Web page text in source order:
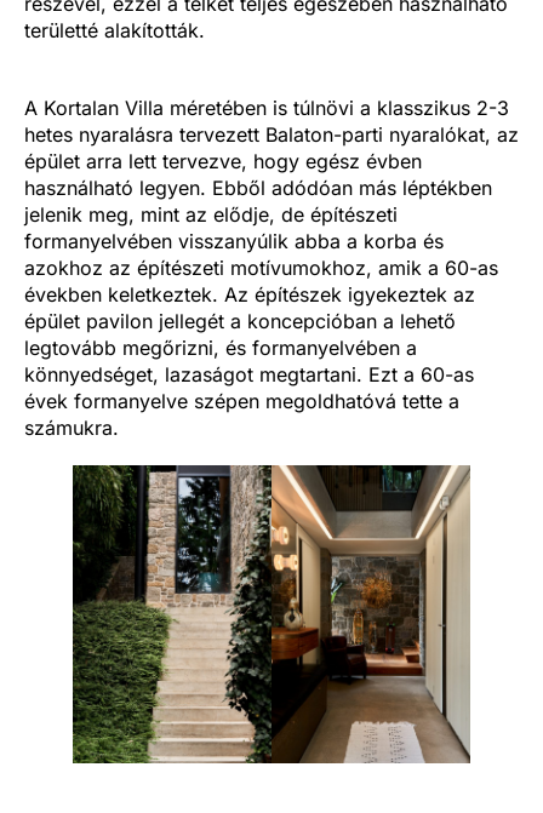
területté alakították.
A Kortalan Villa méretében is túlnövi a klasszikus 2-3
hetes nyaralásra tervezett Balaton-parti nyaralókat, az
épület arra lett tervezve, hogy egész évben
használható legyen. Ebből adódóan más léptékben
jelenik meg, mint az elődje, de építészeti
formanyelvében visszanyúlik abba a korba és
azokhoz az építészeti motívumokhoz, amik a 60-as
években keletkeztek. Az építészek igyekeztek az
épület pavilon jellegét a koncepcióban a lehető
legtovább megőrizni, és formanyelvében a
könnyedséget, lazaságot megtartani. Ezt a 60-as
évek formanyelve szépen megoldhatóvá tette a
számukra.